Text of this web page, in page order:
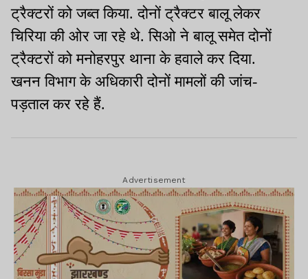
ट्रैक्टरों को जब्त किया. दोनों ट्रैक्टर बालू लेकर
चिरिया की ओर जा रहे थे. सिओ ने बालू समेत दोनों
ट्रैक्टरों को मनोहरपुर थाना के हवाले कर दिया.
खनन विभाग के अधिकारी दोनों मामलों की जांच-
पड़ताल कर रहे हैं.
Advertisement